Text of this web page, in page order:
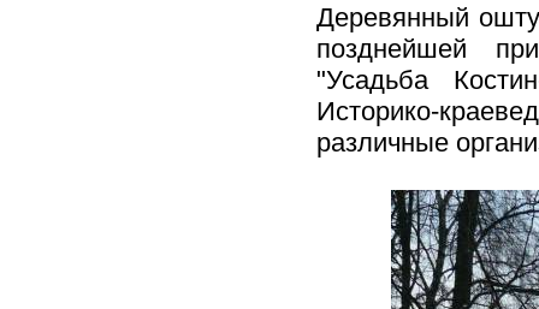
Деревянный
позднейшей
"Усадьба
Историко-
различные